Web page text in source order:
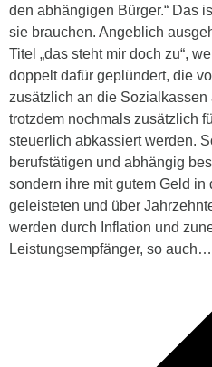
den abhängigen Bürger.“ Das
sie brauchen. Angeblich
Titel „das steht mir doch zu“,
doppelt dafür geplündert, die
zusätzlich an die
trotzdem nochmals zusätzlich
steuerlich abkassiert werden.
berufstätigen und abhängig
sondern ihre mit gutem Geld in
geleisteten und über
werden durch Inflation und
Leistungsempfänger, so auch…